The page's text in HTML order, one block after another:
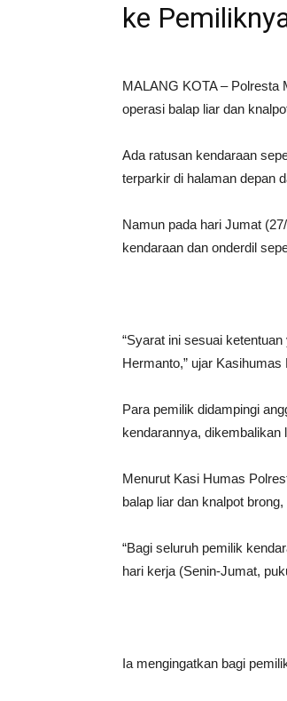
ke
MALANG KOTA – Polresta
operasi balap liar dan
Ada ratusan kendaraan
terparkir di halaman depan
Namun pada hari Jumat
kendaraan dan onderdil
“Syarat ini sesuai
Hermanto,” ujar
Para pemilik didampingi
kendarannya, dikembalikan
Menurut Kasi Humas
balap liar dan knalpot
“Bagi seluruh pemilik
hari kerja (Senin-Jumat,
Ia mengingatkan bagi